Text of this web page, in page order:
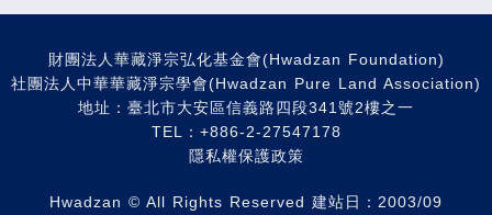
財團法人華藏淨宗弘化基金會(Hwadzan Foundation)
社團法人中華華藏淨宗學會(Hwadzan Pure Land Association)
地址：臺北市大安區信義路四段341號2樓之一
TEL：+886-2-27547178
隱私權保護政策
Hwadzan © All Rights Reserved 建站日：2003/09